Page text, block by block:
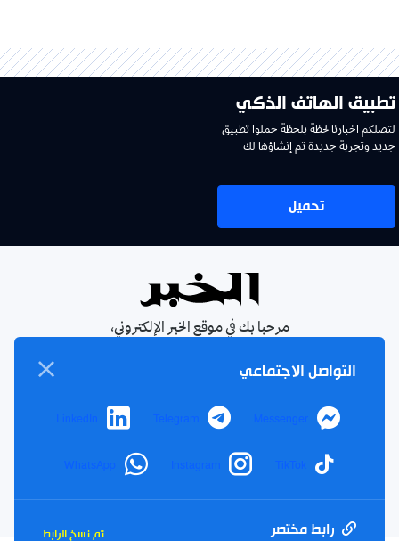
تطبيق الهاتف الذكي
لتصلكم اخبارنا لحظة بلحظة حملوا تطبيق
جديد وتجربة جديدة تم إنشاؤها لك
تحميل
مرحبا بك في موقع الخبر الإلكتروني،
الإشتراك في النشرة البريدية
بإشتراكك معنا ستتمكن من الحصول على آخر الأخبار التي سيتم
نشرها في الموقع
بريدك
الالكتروني
التواصل الاجتماعي
Messenger
Telegram
LinkedIn
TikTok
Instagram
WhatsApp
رابط مختصر تم نسخ الرابط